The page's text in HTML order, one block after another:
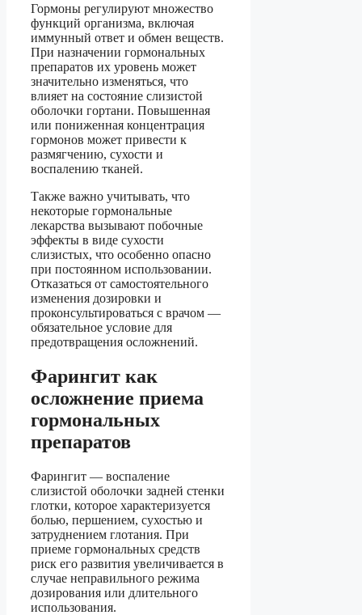
Гормоны регулируют множество
функций организма, включая
иммунный ответ и обмен веществ.
При назначении гормональных
препаратов их уровень может
значительно изменяться, что
влияет на состояние слизистой
оболочки гортани. Повышенная
или пониженная концентрация
гормонов может привести к
размягчению, сухости и
воспалению тканей.
Также важно учитывать, что
некоторые гормональные
лекарства вызывают побочные
эффекты в виде сухости
слизистых, что особенно опасно
при постоянном использовании.
Отказаться от самостоятельного
изменения дозировки и
проконсультироваться с врачом —
обязательное условие для
предотвращения осложнений.
Фарингит как
осложнение приема
гормональных
препаратов
Фарингит — воспаление
слизистой оболочки задней стенки
глотки, которое характеризуется
болью, першением, сухостью и
затруднением глотания. При
приеме гормональных средств
риск его развития увеличивается в
случае неправильного режима
дозирования или длительного
использования.